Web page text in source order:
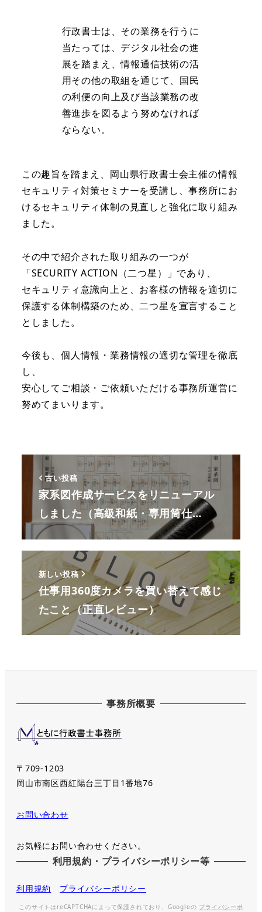
行政書士は、その業務を行うに
当たっては、デジタル社会の進
展を踏まえ、情報通信技術の活
用その他の取組を通じて、国民
の利便の向上及び当該業務の改
善進歩を図るよう努めなければ
ならない。
この趣旨を踏まえ、岡山県行政書士会主催の情報
セキュリティ対策セミナーを受講し、事務所にお
けるセキュリティ体制の見直しと強化に取り組み
ました。
その中で紹介された取り組みの一つが
「SECURITY ACTION（二つ星）」であり、
セキュリティ意識向上と、お客様の情報を適切に
保護する体制構築のため、二つ星を宣言すること
としました。
今後も、個人情報・業務情報の適切な管理を徹底
し、
安心してご相談・ご依頼いただける事務所運営に
努めてまいります。
古い投稿
家系図作成サービスをリニューアル
しました（高級和紙・専用筒仕…
新しい投稿
仕事用360度カメラを買い替えて感じ
たこと（正直レビュー）
事務所概要
〒709-1203
岡山市南区西紅陽台三丁目1番地76
お問い合わせ
お気軽にお問い合わせください。
利用規約・プライバシーポリシー等
利用規約 プライバシーポリシー
このサイトはreCAPTCHAによって保護されており、Googleの プライバシーポ